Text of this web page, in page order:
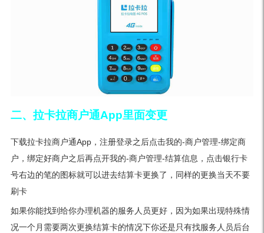
二、拉卡拉商户通App里面变更
下载拉卡拉商户通App，注册登录之后点击我的-商户管理-绑定商
户，绑定好商户之后再点开我的-商户管理-结算信息，点击银行卡
号右边的笔的图标就可以进去结算卡更换了，同样的更换当天不要
刷卡
如果你能找到给你办理机器的服务人员更好，因为如果出现特殊情
况一个月需要两次更换结算卡的情况下你还是只有找服务人员后台